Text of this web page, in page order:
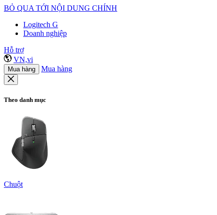
BỎ QUA TỚI NỘI DUNG CHÍNH
Logitech G
Doanh nghiệp
Hỗ trợ
VN,vi
Mua hàng Mua hàng
Theo danh mục
Chuột